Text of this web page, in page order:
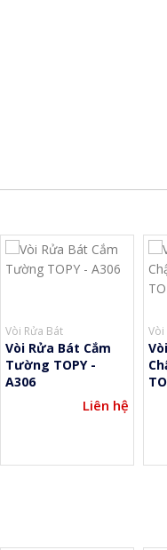
Vòi Rửa Bát
Vòi Rửa Bát Cắm
Tường TOPY -
A306
Liên hệ
Vòi